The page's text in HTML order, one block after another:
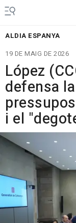
ALDIA ESPANYA
19 DE MAIG DE 2026
López
defensa
i el